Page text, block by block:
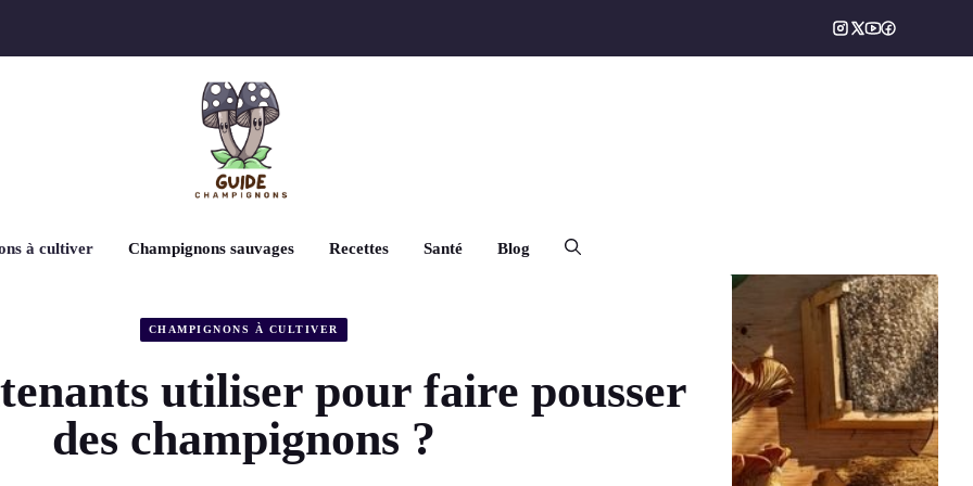
à cultiver Champignons sauvages Recettes Santé Blog
CHAMPIGNONS À CULTIVER
utiliser pour faire pousser
des champignons ?